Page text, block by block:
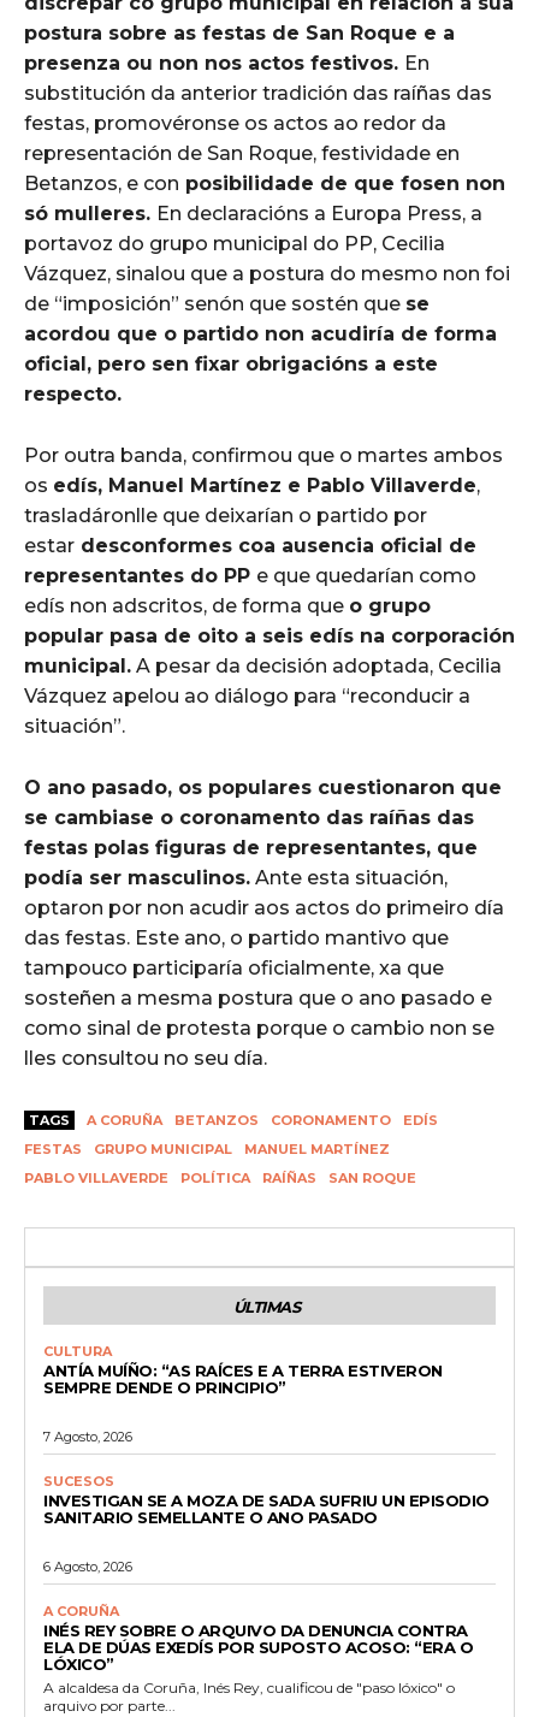
postura sobre as festas de San Roque e a
presenza ou non nos actos festivos. En
substitución da anterior tradición das raíñas das
festas, promovéronse os actos ao redor da
representación de San Roque, festividade en
Betanzos, e con posibilidade de que fosen non
só mulleres. En declaracións a Europa Press, a
portavoz do grupo municipal do PP, Cecilia
Vázquez, sinalou que a postura do mesmo non foi
de “imposición” senón que sostén que se
acordou que o partido non acudiría de forma
oficial, pero sen fixar obrigacións a este
respecto.
Por outra banda, confirmou que o martes ambos
os edís, Manuel Martínez e Pablo Villaverde,
trasladáronlle que deixarían o partido por
estar desconformes coa ausencia oficial de
representantes do PP e que quedarían como
edís non adscritos, de forma que o grupo
popular pasa de oito a seis edís na corporación
municipal. A pesar da decisión adoptada, Cecilia
Vázquez apelou ao diálogo para “reconducir a
situación”.
O ano pasado, os populares cuestionaron que
se cambiase o coronamento das raíñas das
festas polas figuras de representantes, que
podía ser masculinos. Ante esta situación,
optaron por non acudir aos actos do primeiro día
das festas. Este ano, o partido mantivo que
tampouco participaría oficialmente, xa que
sosteñen a mesma postura que o ano pasado e
como sinal de protesta porque o cambio non se
lles consultou no seu día.
TAGS A CORUÑA BETANZOS CORONAMENTO
EDÍS
FESTAS
GRUPO MUNICIPAL
MANUEL MARTÍNEZ
PABLO VILLAVERDE
POLÍTICA RAÍÑAS SAN ROQUE
ÚLTIMAS
CULTURA
ANTÍA MUÍÑO: “AS RAÍCES E A TERRA ESTIVERON
SEMPRE DENDE O PRINCIPIO”
7 Agosto, 2026
SUCESOS
INVESTIGAN SE A MOZA DE SADA SUFRIU UN EPISODIO
SANITARIO SEMELLANTE O ANO PASADO
6 Agosto, 2026
A CORUÑA
INÉS REY SOBRE O ARQUIVO DA DENUNCIA CONTRA
ELA DE DÚAS EXEDÍS POR SUPOSTO ACOSO: “ERA O
LÓXICO”
A alcaldesa da Coruña, Inés Rey, cualificou de "paso lóxico" o
arquivo por parte...